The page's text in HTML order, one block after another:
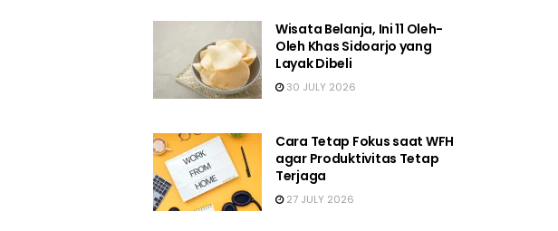
Wisata Belanja, Ini 11 Oleh-
Oleh Khas Sidoarjo yang
Layak Dibeli
30 JULY 2026
Cara Tetap Fokus saat WFH
agar Produktivitas Tetap
Terjaga
27 JULY 2026